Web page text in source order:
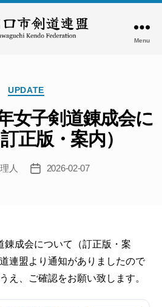
剣
連
盟
Menu
Categories
UPDATE
女子剣道錬成会に
正版・案内）
人
Post2026-02-07
錬成会について（訂正版・案
連盟より通知がありましたので
え、ご確認をお願い致します。